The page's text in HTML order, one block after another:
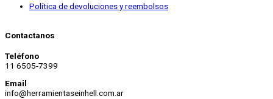
Política de devoluciones y reembolsos
Contactanos
Teléfono
11 6505-7399
Email
info@herramientaseinhell.com.ar